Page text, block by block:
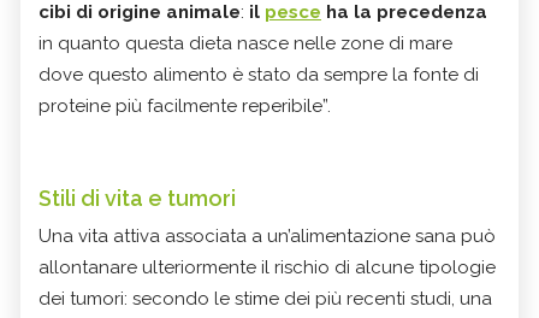
cibi di origine animale: il pesce ha la precedenza
in quanto questa dieta nasce nelle zone di mare
dove questo alimento è stato da sempre la fonte di
proteine più facilmente reperibile”.
Stili di vita e tumori
Una vita attiva associata a un’alimentazione sana può
allontanare ulteriormente il rischio di alcune tipologie
dei tumori: secondo le stime dei più recenti studi, una